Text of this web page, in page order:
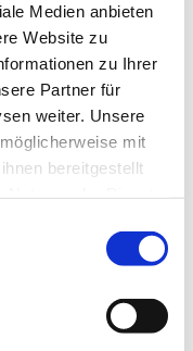
Medien anbieten
Website zu
zu Ihrer
Partner für
weiter. Unsere
mit
bereitgestellt
bitte an